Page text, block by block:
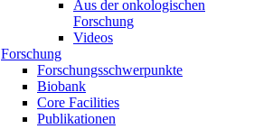
Aus der onkologischen
Forschung
Videos
Forschung
Forschungsschwerpunkte
Biobank
Core Facilities
Publikationen